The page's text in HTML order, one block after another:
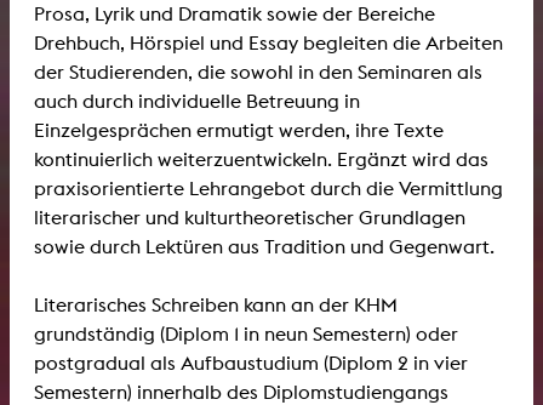
Prosa, Lyrik und Dramatik sowie der Bereiche
Drehbuch, Hörspiel und Essay begleiten die Arbeiten
der Studierenden, die sowohl in den Seminaren als
auch durch individuelle Betreuung in
Einzelgesprächen ermutigt werden, ihre Texte
kontinuierlich weiterzuentwickeln. Ergänzt wird das
praxisorientierte Lehrangebot durch die Vermittlung
literarischer und kulturtheoretischer Grundlagen
sowie durch Lektüren aus Tradition und Gegenwart.
Literarisches Schreiben kann an der KHM
grundständig (Diplom 1 in neun Semestern) oder
postgradual als Aufbaustudium (Diplom 2 in vier
Semestern) innerhalb des Diplomstudiengangs